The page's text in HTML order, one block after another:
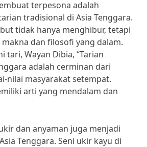
terpesona adalah
tradisional di Asia Tenggara.
tidak hanya menghibur, tetapi
dan filosofi yang dalam.
tari, Wayan Dibia, “Tarian
adalah cerminan dari
nilai masyarakat setempat.
arti yang mendalam dan
dan anyaman juga menjadi
Tenggara. Seni ukir kayu di